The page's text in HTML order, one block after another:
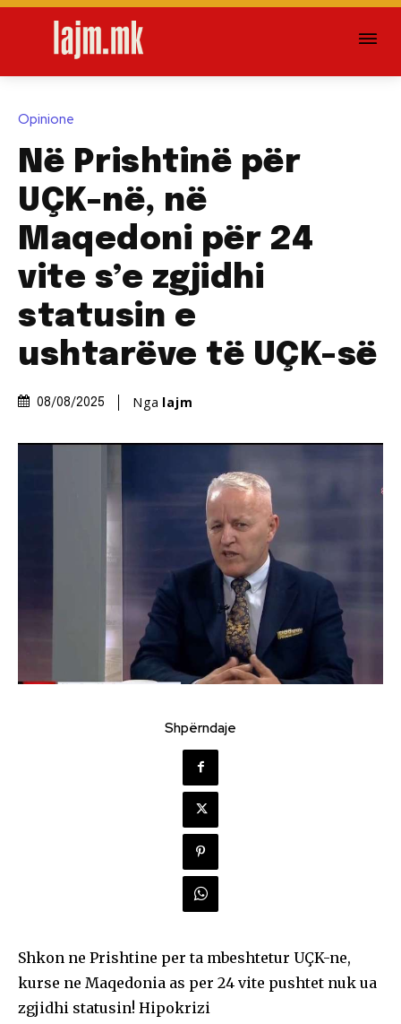
Opinione
Në Prishtinë për
UÇK-në, në
Maqedoni për 24
vite s’e zgjidhi
statusin e
ushtarëve të UÇK-së
08/08/2025 Nga lajm
Shpërndaje
Shkon ne Prishtine per ta mbeshtetur UÇK-ne,
kurse ne Maqedonia as per 24 vite pushtet nuk ua
zgjidhi statusin! Hipokrizi